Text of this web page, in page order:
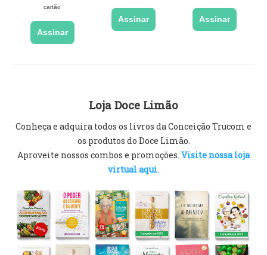
cartão
Assinar
Assinar Assinar
Loja Doce Limão
Conheça e adquira todos os livros da Conceição Trucom e
os produtos do Doce Limão.
Aproveite nossos combos e promoções. Visite nossa loja
virtual aqui.